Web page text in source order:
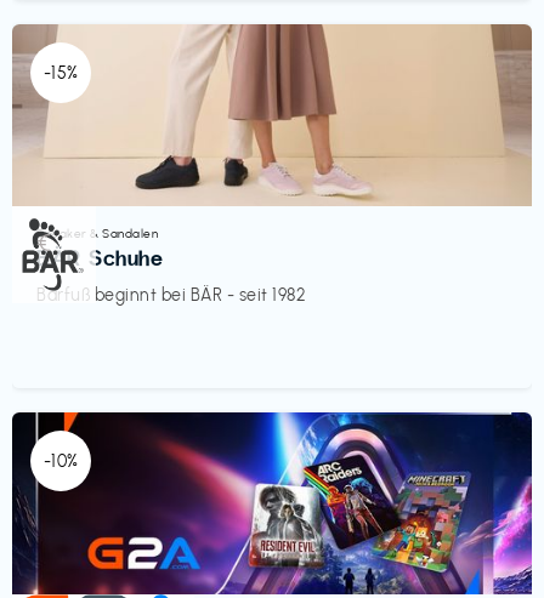
-15%
Sneaker & Sandalen
BÄR Schuhe
Barfuß beginnt bei BÄR - seit 1982
€‎
-10%